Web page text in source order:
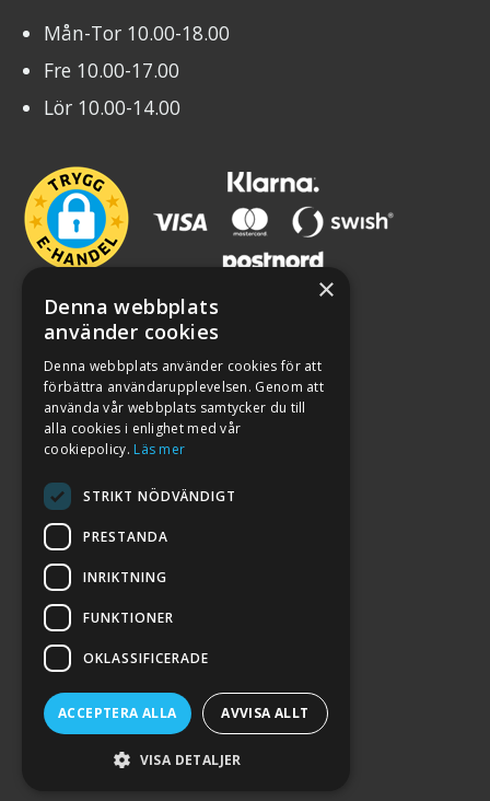
Mån-Tor 10.00-18.00
Fre 10.00-17.00
Lör 10.00-14.00
2026. ALL RIGHTS RESERVED.
POWERED BY EMPORI CMS
×
Denna webbplats
använder cookies
Denna webbplats använder cookies för att
förbättra användarupplevelsen. Genom att
använda vår webbplats samtycker du till
alla cookies i enlighet med vår
cookiepolicy. Läs mer
STRIKT NÖDVÄNDIGT
PRESTANDA
INRIKTNING
FUNKTIONER
OKLASSIFICERADE
ACCEPTERA ALLA AVVISA ALLT
VISA DETALJER